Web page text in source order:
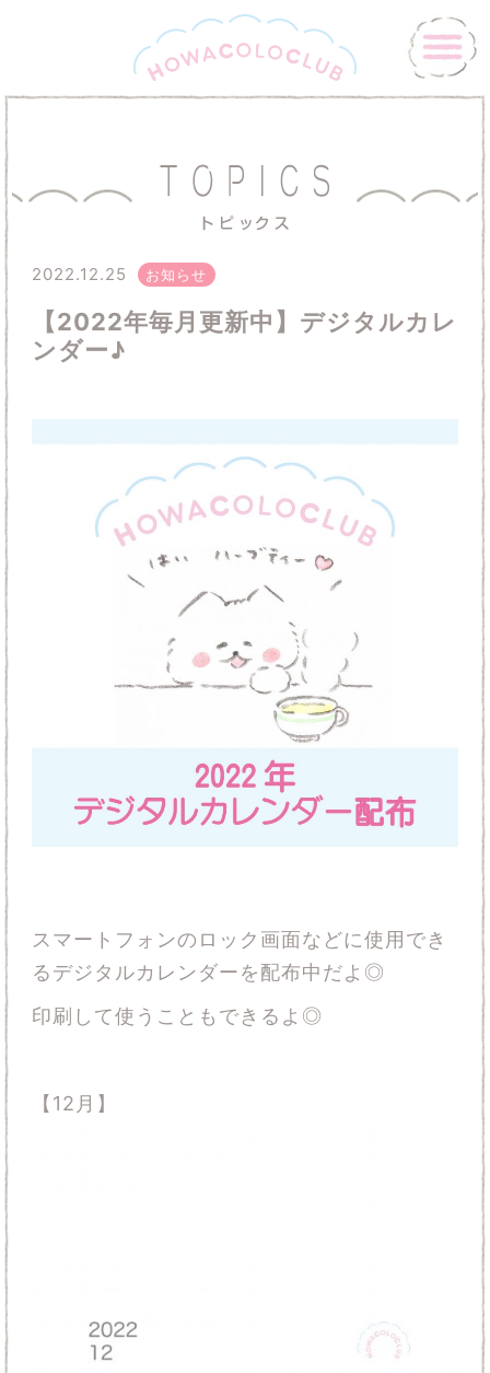
2022.12.25 お知らせ
【2022年毎月更新中】デジタルカレ
ンダー♪
スマートフォンのロック画面などに使用でき
るデジタルカレンダーを配布中だよ◎
印刷して使うこともできるよ◎
【12月】